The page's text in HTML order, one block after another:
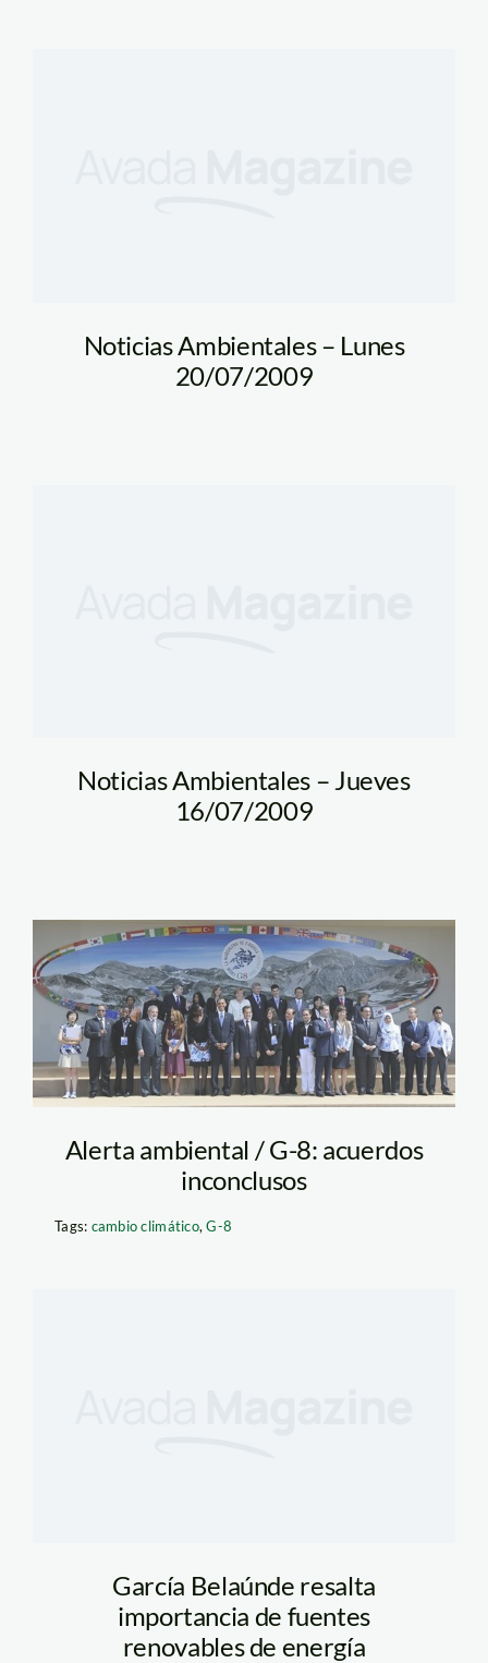
Noticias Ambientales – Lunes
20/07/2009
Noticias Ambientales – Jueves
16/07/2009
g_8_oficial
Alerta ambiental / G-8: acuerdos
inconclusos
Tags: cambio climático,G-8
García Belaúnde resalta
importancia de fuentes
renovables de energía